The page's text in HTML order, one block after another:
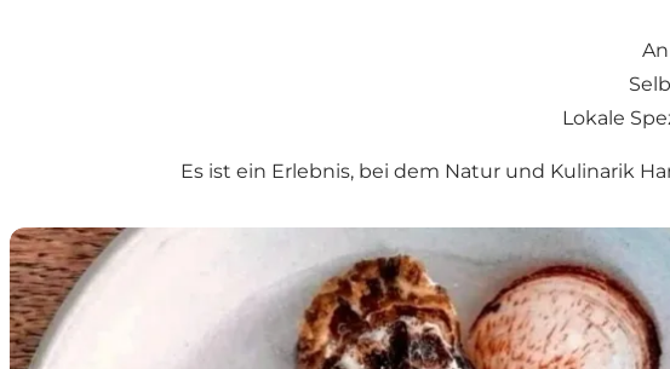
Lokale
Es ist ein Erlebnis, bei dem Natur und Kulinarik
Austern und Schalentiere des Limfjords